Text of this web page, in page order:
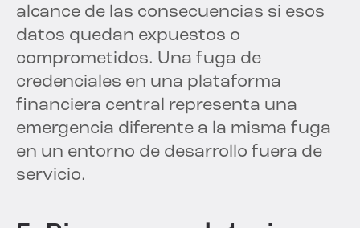
alcance de las consecuencias si esos
datos quedan expuestos o
comprometidos. Una fuga de
credenciales en una plataforma
financiera central representa una
emergencia diferente a la misma fuga
en un entorno de desarrollo fuera de
servicio.